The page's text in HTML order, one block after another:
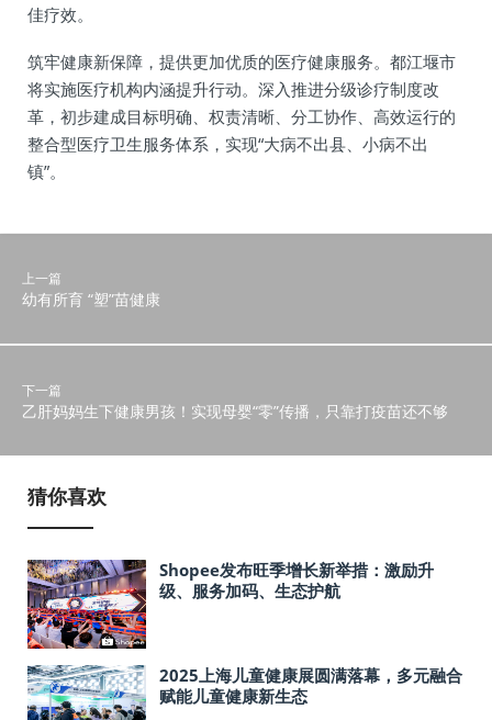
佳疗效。
筑牢健康新保障，提供更加优质的医疗健康服务。都江堰市
将实施医疗机构内涵提升行动。深入推进分级诊疗制度改
革，初步建成目标明确、权责清晰、分工协作、高效运行的
整合型医疗卫生服务体系，实现“大病不出县、小病不出
镇”。
上一篇
幼有所育 “塑”苗健康
下一篇
乙肝妈妈生下健康男孩！实现母婴“零”传播，只靠打疫苗还不够
猜你喜欢
Shopee发布旺季增长新举措：激励升
级、服务加码、生态护航
2025上海儿童健康展圆满落幕，多元融合
赋能儿童健康新生态